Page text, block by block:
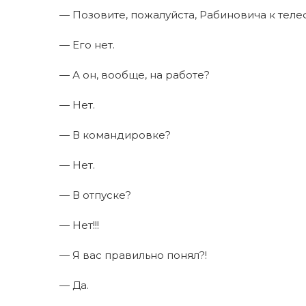
— Позовите, пожалуйста, Рабиновича к
— Его нет.
— А он, вообще, на работе?
— Нет.
— В командировке?
— Нет.
— В отпуске?
— Нет!!!
— Я вас правильно понял?!
— Да.